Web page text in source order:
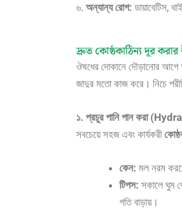
৬. অন্যান্য রোগ:
দ্রুত কোষ্ঠকাঠিন্য দূর
ঔষধের দোকানে দৌড়ানোর আগে
জাদুর মতো কাজ করে। নিচে
১. প্রচুর পানি পান করা
সবচেয়ে সহজ এবং কার্যকরী
কেন: মল নরম
টিপস: সকালে ঘুম
গতি বাড়ায়।